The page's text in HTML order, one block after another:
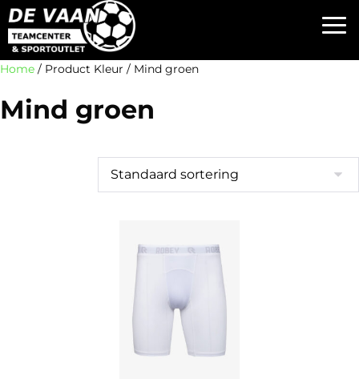
Home / Product Kleur / Mind groen
Mind groen